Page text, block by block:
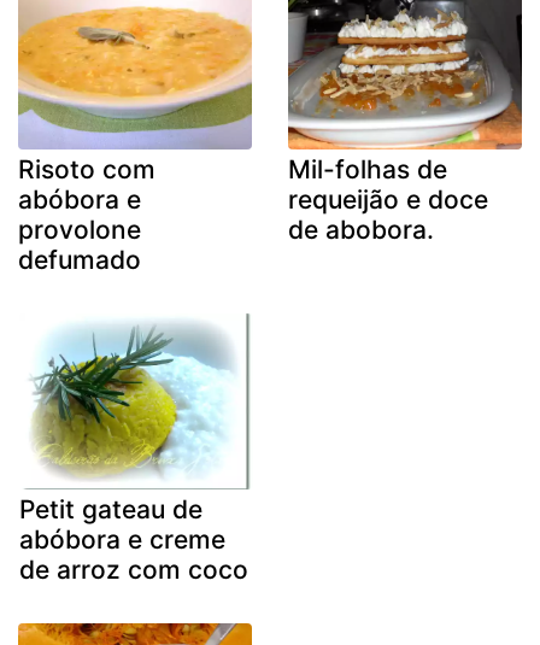
Risoto com
abóbora e
provolone
defumado
Mil-folhas de
requeijão e doce
de abobora.
Petit gateau de
abóbora e creme
de arroz com coco